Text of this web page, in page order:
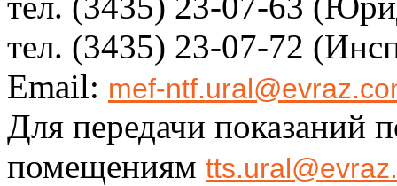
тел. (3435) 23-07-72
Email: mef-
Для передачи показаний
помещениям